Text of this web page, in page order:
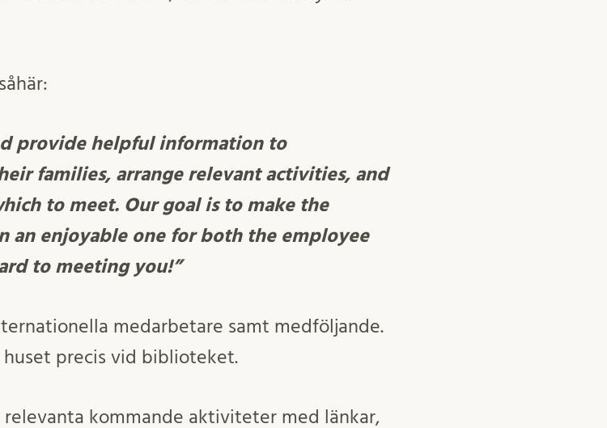
provide helpful information to
families, arrange relevant activities, and
to meet. Our goal is to make the
an enjoyable one for both the employee
to meeting you!”
medarbetare samt medföljande.
huset precis vid biblioteket.
relevanta kommande aktiviteter med länkar,